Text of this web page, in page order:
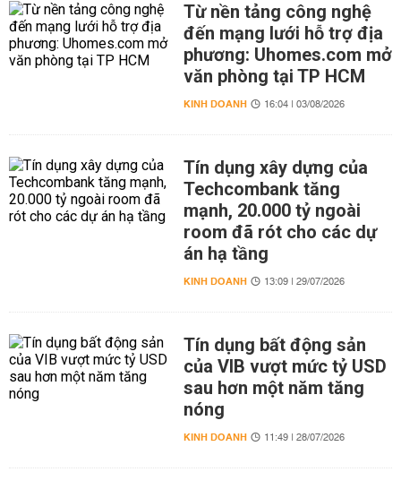
Từ nền tảng công nghệ
đến mạng lưới hỗ trợ địa
phương: Uhomes.com mở
văn phòng tại TP HCM
KINH DOANH 16:04 | 03/08/2026
Tín dụng xây dựng của
Techcombank tăng
mạnh, 20.000 tỷ ngoài
room đã rót cho các dự
án hạ tầng
KINH DOANH 13:09 | 29/07/2026
Tín dụng bất động sản
của VIB vượt mức tỷ USD
sau hơn một năm tăng
nóng
KINH DOANH 11:49 | 28/07/2026